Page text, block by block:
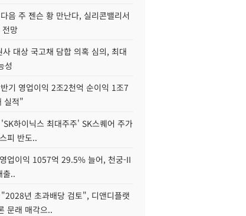
음 주 젠슨 황 만난다, 실리콘밸리서
망
대상 국고채 담합 의혹 심의, 최대
성
기 영업이익 2조2천억 순이익 1조7
실적"
하이닉스 최대주주' SK스퀘어 주가
피 반도..
업이익 1057억 29.5% 늘어, 천궁-II
출..
년 초과배당 검토", 디앤디플랫
문래 매각으..